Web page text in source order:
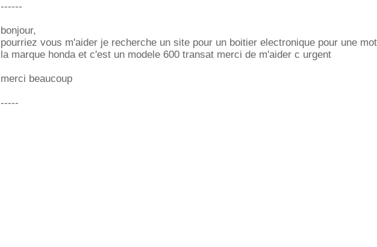
------
bonjour,
pourriez vous m'aider je recherche un site pour un boitier electronique pour une
la marque honda et c'est un modele 600 transat merci de m'aider c urgent
merci beaucoup
-----